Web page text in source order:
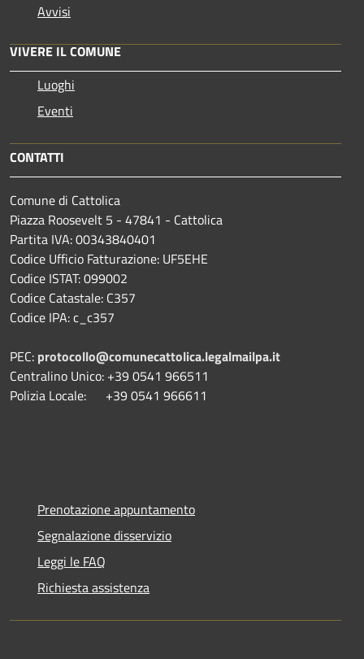
Avvisi
VIVERE IL COMUNE
Luoghi
Eventi
CONTATTI
Comune di Cattolica
Piazza Roosevelt 5 - 47841 - Cattolica
Partita IVA: 00343840401
Codice Ufficio Fatturazione: UF5EHE
Codice ISTAT: 099002
Codice Catastale: C357
Codice IPA: c_c357
PEC: protocollo@comunecattolica.legalmailpa.it
Centralino Unico: +39 0541 966511
Polizia Locale: +39 0541 966611
Prenotazione appuntamento
Segnalazione disservizio
Leggi le FAQ
Richiesta assistenza